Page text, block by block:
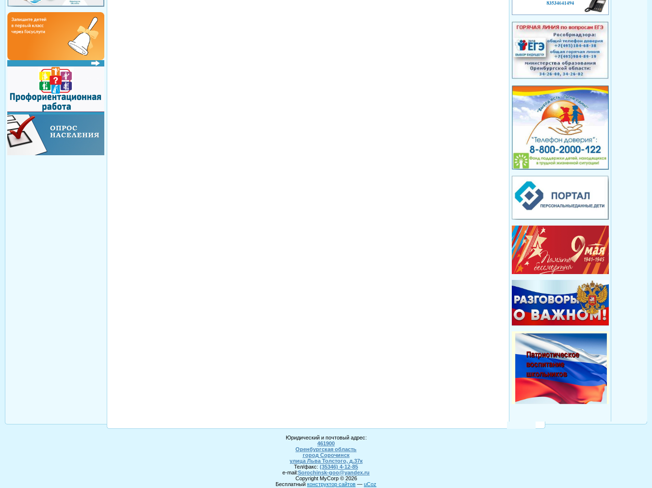
Юридический и почтовый адрес:
461900
Оренбургская область
город Сорочинск
улица Льва Толстого, д.37к
Тел/факс: (35346) 4-12-85
e-mail:Sorochinsk-goo@yandex.ru
Copyright MyCorp © 2026
Бесплатный конструктор сайтов — uCoz